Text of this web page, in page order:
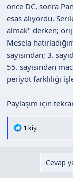
önce DC, sonra
esas alıyordu.
almak" derken;
Mesela
sayısından; 3.
55. sayısından
periyot farklılığı
Paylaşım için
T1 kişi
Cevap